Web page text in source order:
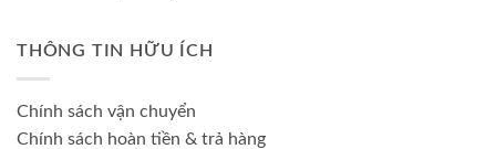
THÔNG TIN HỮU ÍCH
Chính sách vận chuyển
Chính sách hoàn tiền & trả hàng